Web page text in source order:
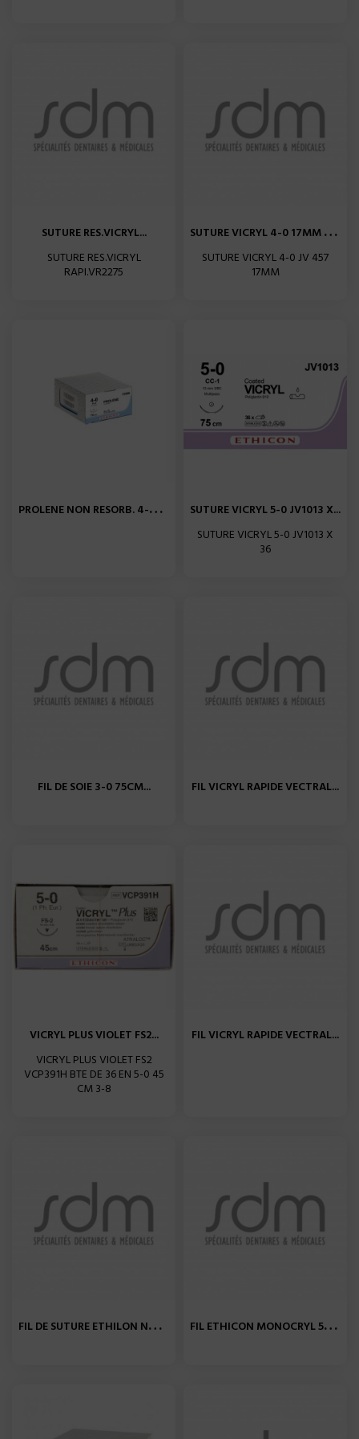
SUTURE RES.VICRYL...
SUTURE RES.VICRYL
RAPI.VR2275
S
UTURE VICRYL 4-0 17MM 1-2...
SUTURE VICRYL 4-0 JV 457
17MM
P
ROLENE NON RESORB. 4-0 X...
SUTURE VICRYL 5-0 JV1013 X...
SUTURE VICRYL 5-0 JV1013 X
36
FIL DE SOIE 3-0 75CM... FIL VICRYL RAPIDE VECTRAL...
VICRYL PLUS VIOLET FS2...
VICRYL PLUS VIOLET FS2
VCP391H BTE DE 36 EN 5-0 45
CM 3-8
FIL VICRYL RAPIDE VECTRAL...
F
IL DE SUTURE ETHILON NOIR... F
IL ETHICON MONOCRYL 5-0...